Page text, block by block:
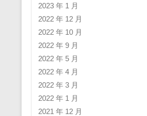
2023 年 1 月
2022 年 12 月
2022 年 10 月
2022 年 9 月
2022 年 5 月
2022 年 4 月
2022 年 3 月
2022 年 1 月
2021 年 12 月